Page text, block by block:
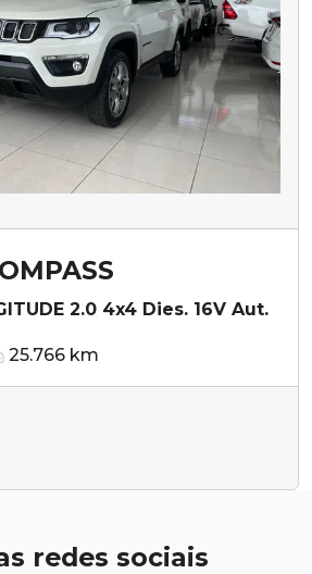
2.0 4x4 Dies. 16V Aut.
25.766 km
redes sociais